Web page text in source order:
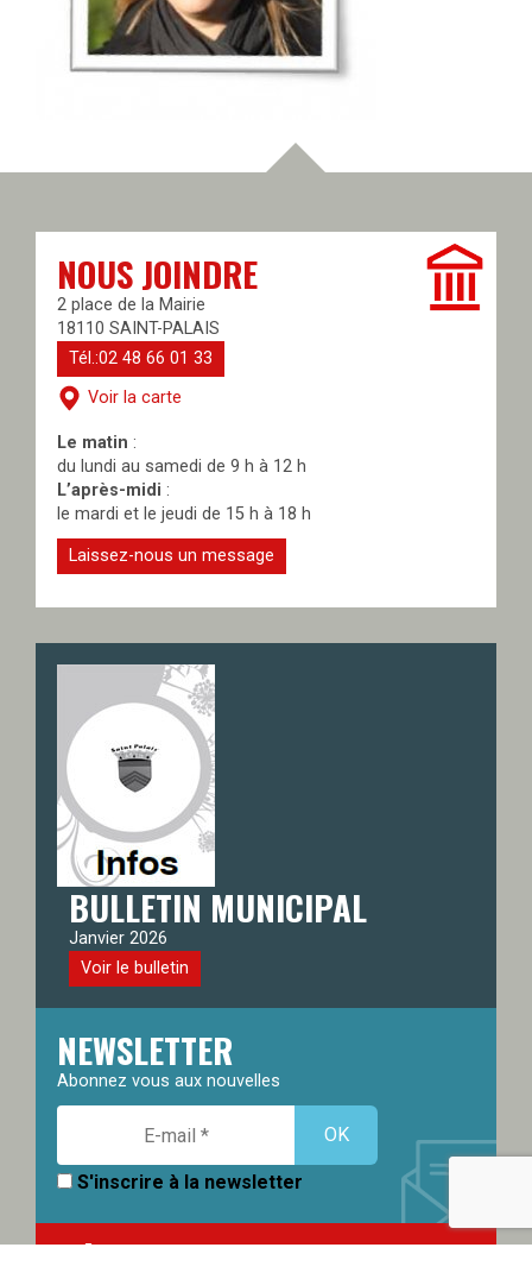
NOUS JOINDRE
2 place de la Mairie
18110 SAINT-PALAIS
Tél.:02 48 66 01 33
Voir la carte
Le matin :
du lundi au samedi de 9 h à 12 h
L’après-midi :
le mardi et le jeudi de 15 h à 18 h
Laissez-nous un message
BULLETIN MUNICIPAL
Janvier 2026
Voir le bulletin
NEWSLETTER
Abonnez vous aux nouvelles
S'inscrire à la newsletter